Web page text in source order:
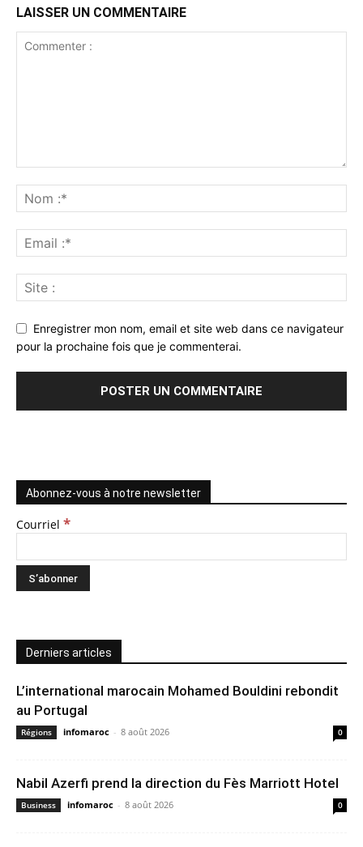
LAISSER UN COMMENTAIRE
Enregistrer mon nom, email et site web dans ce navigateur
pour la prochaine fois que je commenterai.
Abonnez-vous à notre newsletter
Courriel *
Derniers articles
L’international marocain Mohamed Bouldini rebondit
au Portugal
Régions infomaroc - 8 août 2026 0
Nabil Azerfi prend la direction du Fès Marriott Hotel
Business infomaroc - 8 août 2026 0